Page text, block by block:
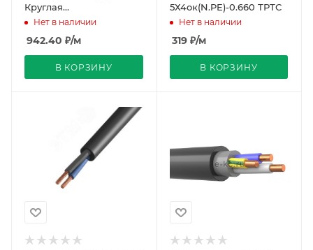
Круглая
однопроволочная жила
черный ГОСТ
Нет в наличии
942.40 ₽/м
В КОРЗИНУ
5Х4ок(N.PE)-0.660 ТРТС
Нет в наличии
319₽/м
В КОРЗИНУ